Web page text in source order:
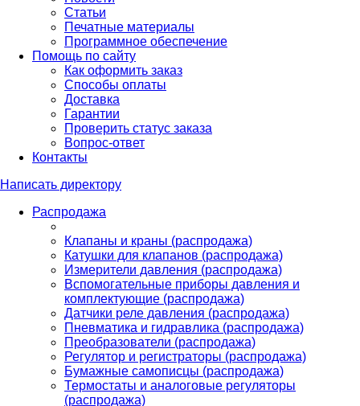
Статьи
Печатные материалы
Программное обеспечение
Помощь по сайту
Как оформить заказ
Способы оплаты
Доставка
Гарантии
Проверить статус заказа
Вопрос-ответ
Контакты
Написать директору
Распродажа
Клапаны и краны (распродажа)
Катушки для клапанов (распродажа)
Измерители давления (распродажа)
Вспомогательные приборы давления и
комплектующие (распродажа)
Датчики реле давления (распродажа)
Пневматика и гидравлика (распродажа)
Преобразователи (распродажа)
Регулятор и регистраторы (распродажа)
Бумажные самописцы (распродажа)
Термостаты и аналоговые регуляторы
(распродажа)